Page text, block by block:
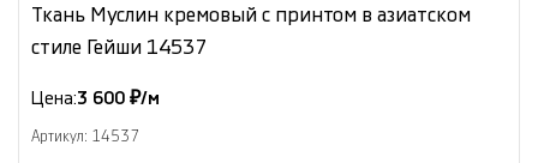
Ткань Муслин кремовый с принтом в азиатском
стиле Гейши 14537
Цена:3 600 ₽/м
Артикул: 14537